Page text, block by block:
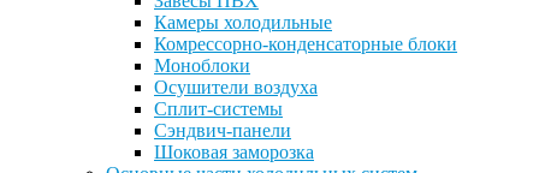
Камеры холодильные
Комрессорно-конденсаторные блоки
Моноблоки
Осушители воздуха
Сплит-системы
Сэндвич-панели
Шоковая заморозка